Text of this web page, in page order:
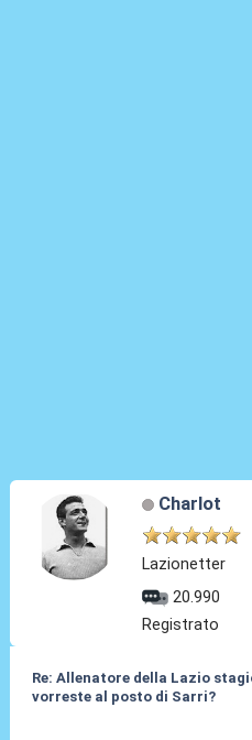
Charlot
Lazionetter
20.990
Registrato
Re: Allenatore della Lazio
vorreste al posto di Sarri?